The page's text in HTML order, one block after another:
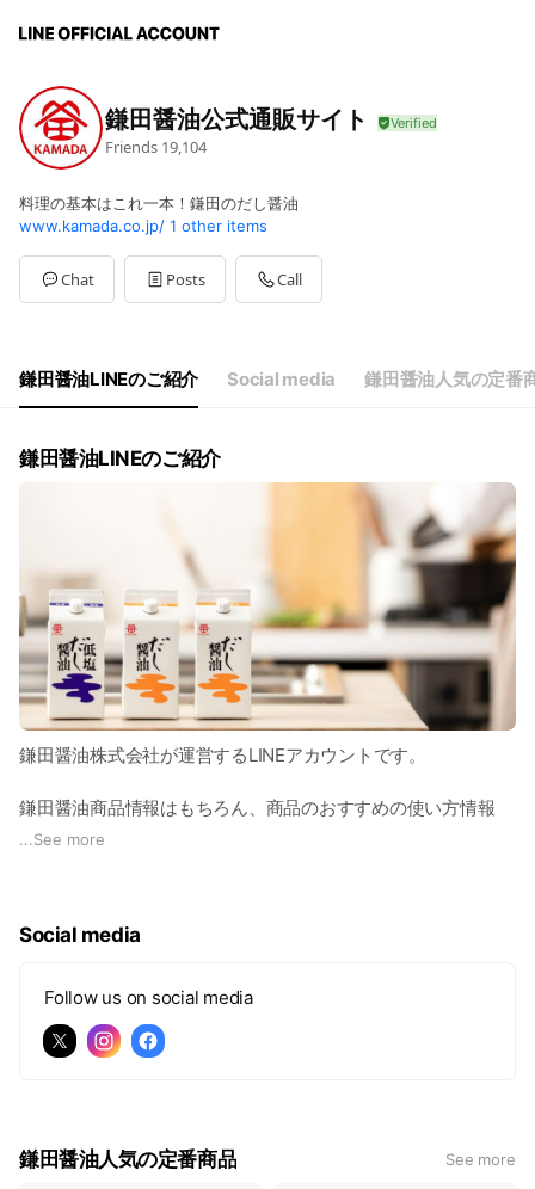
鎌田醤油公式通販サイト
Friends 19,104
料理の基本はこれ一本！鎌田のだし醤油
www.kamada.co.jp/ 1 other items
Chat Posts Call
鎌田醤油LINEのご紹介 Social media 鎌田醤油人気の定番
鎌田醤油LINEのご紹介
鎌田醤油株式会社が運営するLINEアカウントです。
鎌田醤油商品情報はもちろん、商品のおすすめの使い方情報
や、通販サイトで使えるクーポンプレゼントなど、こだわりの
...See more
Social media
Follow us on social media
鎌田醤油人気の定番商品 See more